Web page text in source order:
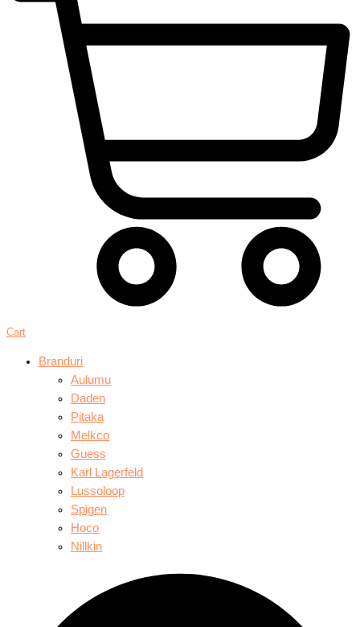
Cart
Branduri
Aulumu
Daden
Pitaka
Melkco
Guess
Karl Lagerfeld
Lussoloop
Spigen
Hoco
Nillkin